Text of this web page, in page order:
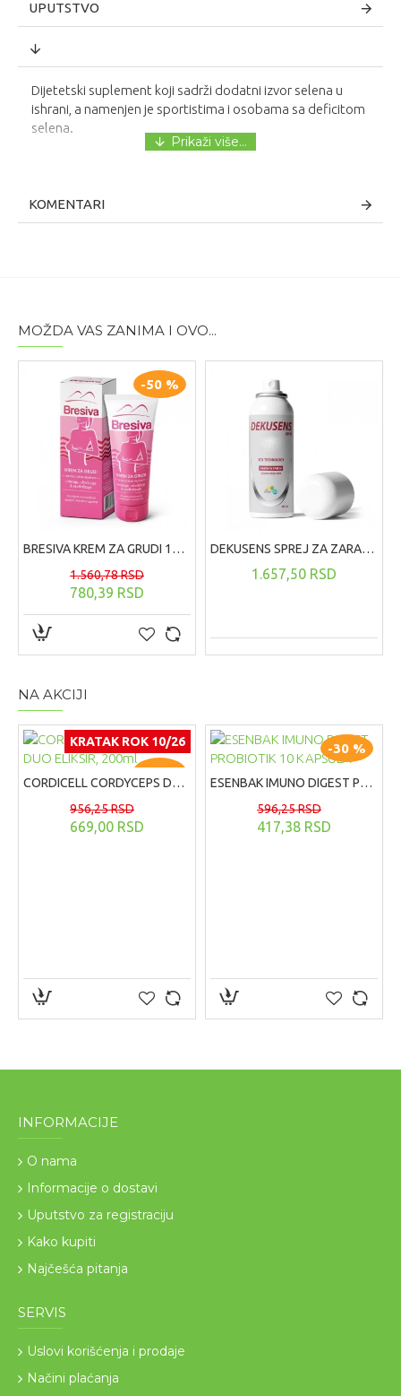
UPUTSTVO
Dijetetski suplement koji sadrži dodatni izvor selena u
ishrani, a namenjen je sportistima i osobama sa deficitom
selena.
KOMENTARI
MOŽDA VAS ZANIMA I OVO...
-50 %
BRESIVA KREM ZA GRUDI 100 ML
780,39 RSD
1.560,78 RSD
DEKUSENS SPREJ ZA ZARASTANJE RANA ,125 ML
1.657,50 RSD
NA AKCIJI
KRATAK ROK 10/26
-30 %
CORDICELL CORDYCEPS DUO ELIKSIR, 200ml
669,00 RSD
956,25 RSD
-30 %
ESENBAK IMUNO DIGEST PROBIOTIK 10 KAPSULA
417,38 RSD
596,25 RSD
INFORMACIJE
O nama
Informacije o dostavi
Uputstvo za registraciju
Kako kupiti
Najčešća pitanja
SERVIS
Uslovi korišćenja i prodaje
Načini plaćanja